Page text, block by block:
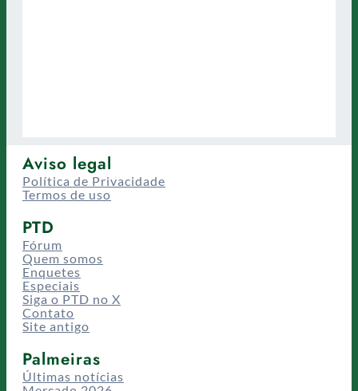
Aviso legal
Política de Privacidade
Termos de uso
PTD
Fórum
Quem somos
Enquetes
Especiais
Siga o PTD no X
Contato
Site antigo
Palmeiras
Últimas notícias